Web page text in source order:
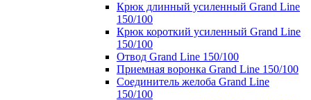
Крюк длинный усиленный Grand Line
150/100
Крюк короткий усиленный Grand Line
150/100
Отвод Grand Line 150/100
Приемная воронка Grand Line 150/100
Соединитель желоба Grand Line
150/100